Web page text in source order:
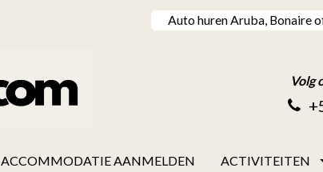
Auto huren Aruba, Bonaire
Volg
ACCOMMODATIE AANMELDEN ACTIVITEITEN